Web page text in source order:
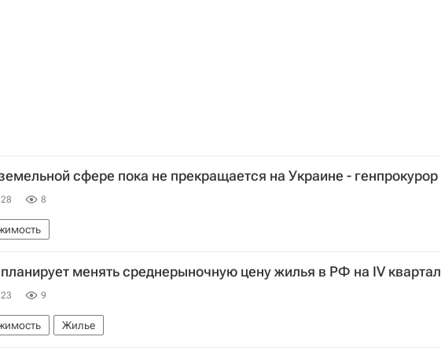
сфере пока не прекращается на Украине - генпрокурор
8
менять среднерыночную цену жилья в РФ на IV квартал
9
Жилье